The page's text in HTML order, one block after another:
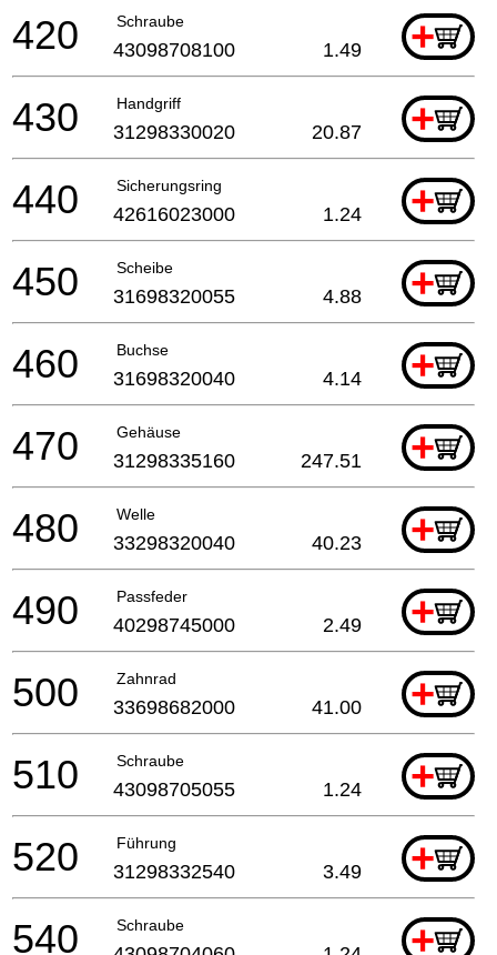
Schraube +
420 43098708100 1.49
Handgriff +
430 31298330020 20.87
Sicherungsring +
440 42616023000 1.24
Scheibe +
450 31698320055 4.88
Buchse +
460 31698320040 4.14
Gehäuse +
470 31298335160 247.51
Welle +
480 33298320040 40.23
Passfeder +
490 40298745000 2.49
Zahnrad +
500 33698682000 41.00
Schraube +
510 43098705055 1.24
Führung +
520 31298332540 3.49
Schraube +
540